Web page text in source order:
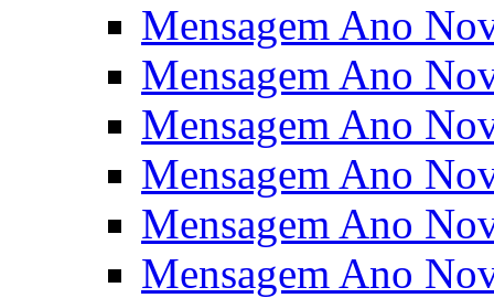
Mensagem Ano
Mensagem Ano
Mensagem Ano
Mensagem Ano
Mensagem Ano
Mensagem Ano